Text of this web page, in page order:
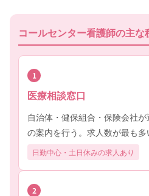
コールセンター看護師の主な
1
医療相談窓口
自治体・健保組合・保険会社
の案内を行う。求人数が最も多
日勤中心・土日休みの求人あり
2